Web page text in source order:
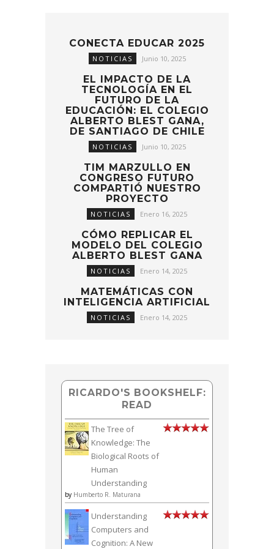
CONECTA EDUCAR 2025
NOTICIAS Junio 10, 2025
EL IMPACTO DE LA
TECNOLOGÍA EN EL
FUTURO DE LA
EDUCACIÓN: EL COLEGIO
ALBERTO BLEST GANA,
DE SANTIAGO DE CHILE
NOTICIAS Junio 10, 2025
TIM MARZULLO EN
CONGRESO FUTURO
COMPARTIÓ NUESTRO
PROYECTO
NOTICIAS Enero 16, 2025
CÓMO REPLICAR EL
MODELO DEL COLEGIO
ALBERTO BLEST GANA
NOTICIAS Enero 14, 2025
MATEMÁTICAS CON
INTELIGENCIA ARTIFICIAL
NOTICIAS Enero 14, 2025
RICARDO'S BOOKSHELF:
READ
The Tree of
Knowledge: The
Biological Roots of
Human
Understanding
by Humberto R. Maturana
Understanding
Computers and
Cognition: A New